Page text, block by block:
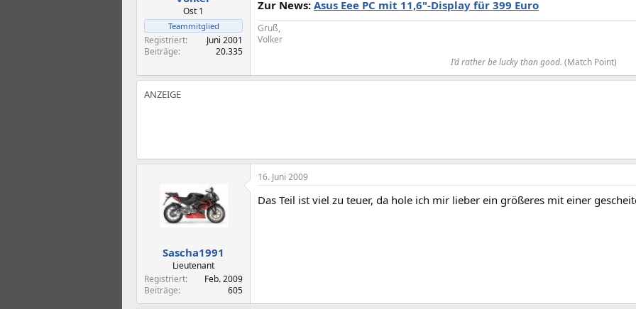
Ost 1
Teammitglied
Registriert
Juni 2001
Beiträge
20.335
Zur News: Asus Eee PC mit 11,6"-Display für 399 Euro
Gruß,
Volker
I’d rather be lucky than good. (Match Point)​
Sascha1991
Lieutenant
Registriert
Feb. 2009
Beiträge
605
16. Juni 2009
Das Teil ist viel zu teuer, da hole ich mir lieber ein größeres mit einer